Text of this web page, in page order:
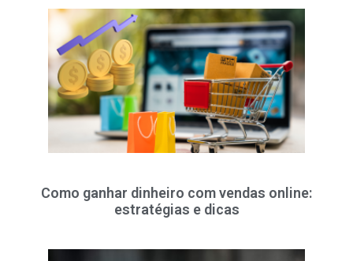
Como ganhar dinheiro com vendas online:
estratégias e dicas